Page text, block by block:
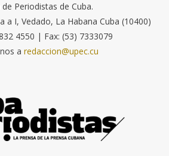
Periodistas de Cuba.
a I, Vedado, La Habana Cuba (10400)
4550 | Fax: (53) 7333079
a redaccion@upec.cu